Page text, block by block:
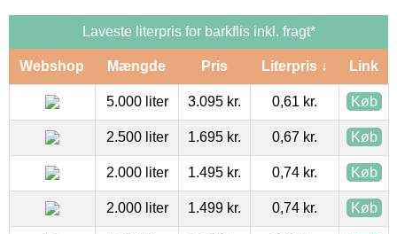
Laveste literpris for barkflis inkl. fragt*
Webshop Mængde Pris Literpris ↓ Link
5.000 liter 3.095 kr. 0,61 kr. Køb
2.500 liter 1.695 kr. 0,67 kr. Køb
2.000 liter 1.495 kr. 0,74 kr. Køb
2.000 liter 1.499 kr. 0,74 kr. Køb